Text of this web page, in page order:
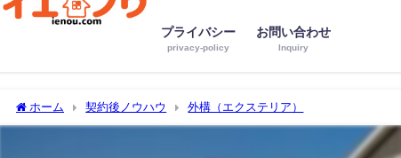
プライバシー
privacy-policy
お問い合わせ
Inquiry
ホーム 契約後ノウハウ 外構（エクステリア）